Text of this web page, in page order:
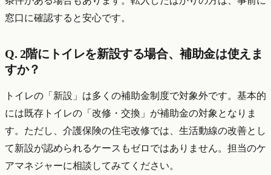
窓口に確認すると安心です。
Q. 2階にトイレを新設する場合、補助金は使えま
すか？
トイレの「新設」は多くの補助金制度で対象外です。基本的
には既存トイレの「改修・交換」が補助金の対象となりま
す。ただし、介護保険の住宅改修では、生活動線の改善とし
て新設が認められるケースもゼロではありません。担当のケ
アマネジャーに相談してみてください。